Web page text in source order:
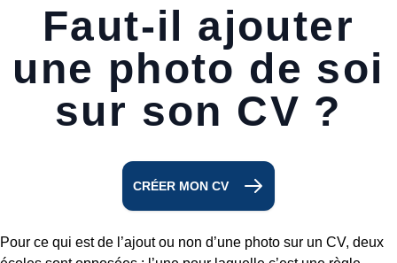
Faut-il ajouter
une photo de soi
sur son CV ?
CRÉER MON CV
Pour ce qui est de l’ajout ou non d’une photo sur un CV, deux